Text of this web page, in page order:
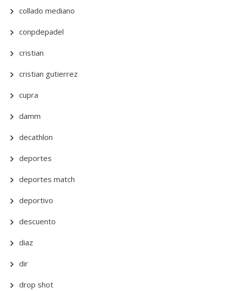
collado mediano
conpdepadel
cristian
cristian gutierrez
cupra
damm
decathlon
deportes
deportes match
deportivo
descuento
diaz
dir
drop shot